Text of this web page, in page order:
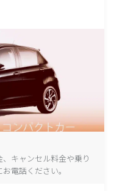
キャンセル料金や乗り
電話ください。